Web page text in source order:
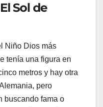
Sol de
Niño Dios más
tenía una figura en
metros y hay otra
pero
buscando fama o